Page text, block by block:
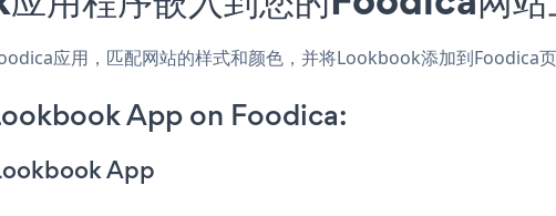
应用，匹配网站的样式和颜色，并将Lookbook添加到Foodica
App on Foodica:
App